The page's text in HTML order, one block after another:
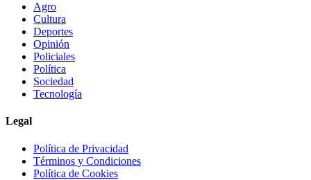
Agro
Cultura
Deportes
Opinión
Policiales
Política
Sociedad
Tecnología
Legal
Política de Privacidad
Términos y Condiciones
Política de Cookies